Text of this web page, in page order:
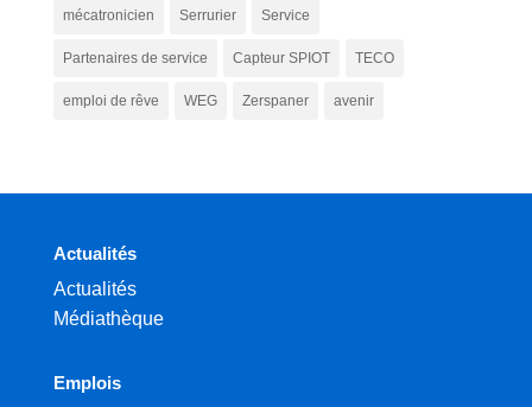
mécatronicien Serrurier Service
Partenaires de service Capteur SPIOT TECO
emploi de rêve WEG Zerspaner avenir
Actualités
Actualités
Médiathèque
Emplois